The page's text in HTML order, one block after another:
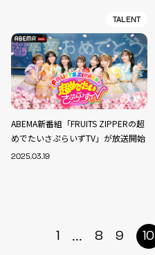
TALENT
ABEMA新番組「FRUITS ZIPPERの超
めでたいさぷらいずTV」が放送開始
2025.03.19
1 ... 8 9 10